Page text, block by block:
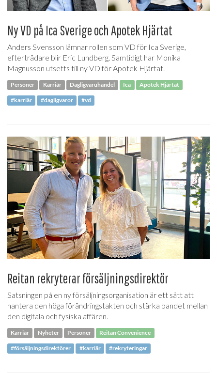
Ny VD på Ica Sverige och Apotek Hjärtat
Anders Svensson lämnar rollen som VD för Ica Sverige,
efterträdare blir Eric Lundberg. Samtidigt har Monika
Magnusson utsetts till ny VD för Apotek Hjärtat.
Personer Karriär Dagligvaruhandel Ica Apotek Hjärtat
#karriär #dagligvaror #vd
Reitan rekryterar försäljningsdirektör
Satsningen på en ny försäljningsorganisation är ett sätt att
hantera den höga förändringstakten och stärka bandet mellan
den digitala och fysiska affären.
Karriär Nyheter Personer Reitan Convenience
#försäljningsdirektörer #karriär #rekryteringar